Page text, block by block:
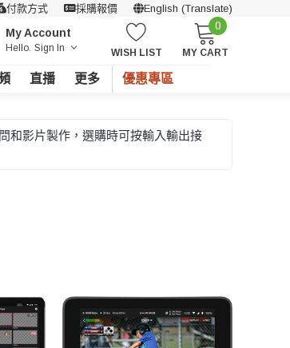
付款方式 採購報價 English (Translate)
My Account
Hello. Sign In WISH LIST
0
MY CART
直播 更多 優惠專區
和影片製作，選購時可按輸入輸出接